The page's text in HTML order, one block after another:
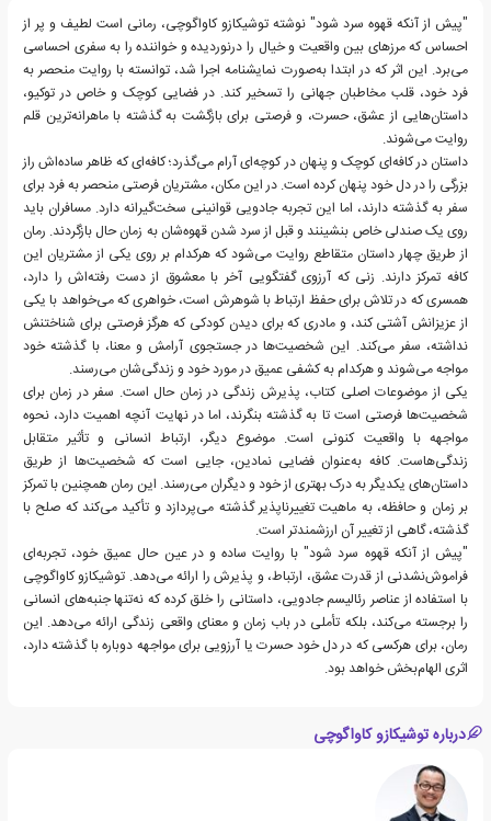
"پیش از آنکه قهوه سرد شود" نوشته توشیکازو کاواگوچی، رمانی است لطیف و پر از
احساس که مرزهای بین واقعیت و خیال را درنوردیده و خواننده را به سفری احساسی
می‌برد. این اثر که در ابتدا به‌صورت نمایشنامه اجرا شد، توانسته با روایت منحصر به
فرد خود، قلب مخاطبان جهانی را تسخیر کند. در فضایی کوچک و خاص در توکیو،
داستان‌هایی از عشق، حسرت، و فرصتی برای بازگشت به گذشته با ماهرانه‌ترین قلم
روایت می‌شوند.
داستان در کافه‌ای کوچک و پنهان در کوچه‌ای آرام می‌گذرد؛ کافه‌ای که ظاهر ساده‌اش راز
بزرگی را در دل خود پنهان کرده است. در این مکان، مشتریان فرصتی منحصر به فرد برای
سفر به گذشته دارند، اما این تجربه جادویی قوانینی سخت‌گیرانه دارد. مسافران باید
روی یک صندلی خاص بنشینند و قبل از سرد شدن قهوه‌شان به زمان حال بازگردند. رمان
از طریق چهار داستان متقاطع روایت می‌شود که هرکدام بر روی یکی از مشتریان این
کافه تمرکز دارند. زنی که آرزوی گفتگویی آخر با معشوق از دست رفته‌اش را دارد،
همسری که در تلاش برای حفظ ارتباط با شوهرش است، خواهری که می‌خواهد با یکی
از عزیزانش آشتی کند، و مادری که برای دیدن کودکی که هرگز فرصتی برای شناختنش
نداشته، سفر می‌کند. این شخصیت‌ها در جستجوی آرامش و معنا، با گذشته خود
مواجه می‌شوند و هرکدام به کشفی عمیق در مورد خود و زندگی‌شان می‌رسند.
یکی از موضوعات اصلی کتاب، پذیرش زندگی در زمان حال است. سفر در زمان برای
شخصیت‌ها فرصتی است تا به گذشته بنگرند، اما در نهایت آنچه اهمیت دارد، نحوه
مواجهه با واقعیت کنونی است. موضوع دیگر، ارتباط انسانی و تأثیر متقابل
زندگی‌هاست. کافه به‌عنوان فضایی نمادین، جایی است که شخصیت‌ها از طریق
داستان‌های یکدیگر به درک بهتری از خود و دیگران می‌رسند. این رمان همچنین با تمرکز
بر زمان و حافظه، به ماهیت تغییرناپذیر گذشته می‌پردازد و تأکید می‌کند که صلح با
گذشته، گاهی از تغییر آن ارزشمندتر است.
"پیش از آنکه قهوه سرد شود" با روایت ساده و در عین حال عمیق خود، تجربه‌ای
فراموش‌نشدنی از قدرت عشق، ارتباط، و پذیرش را ارائه می‌دهد. توشیکازو کاواگوچی
با استفاده از عناصر رئالیسم جادویی، داستانی را خلق کرده که نه‌تنها جنبه‌های انسانی
را برجسته می‌کند، بلکه تأملی در باب زمان و معنای واقعی زندگی ارائه می‌دهد. این
رمان، برای هرکسی که در دل خود حسرت یا آرزویی برای مواجهه دوباره با گذشته دارد،
اثری الهام‌بخش خواهد بود.
درباره توشیکازو کاواگوچی